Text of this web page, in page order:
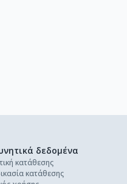
δεδομένα
κατάθεσης
κατάθεσης